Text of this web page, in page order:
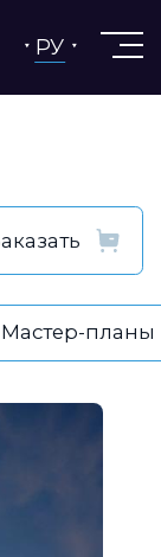
РУ
Мастер-планы